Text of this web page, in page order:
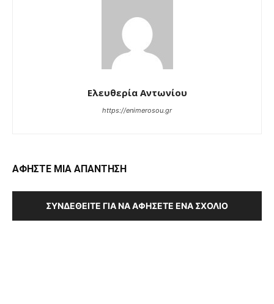
Ελευθερία Αντωνίου
https://enimerosou.gr
ΑΦΗΣΤΕ ΜΙΑ ΑΠΑΝΤΗΣΗ
ΣΥΝΔΕΘΕΊΤΕ ΓΙΑ ΝΑ ΑΦΉΣΕΤΕ ΈΝΑ ΣΧΌΛΙΟ